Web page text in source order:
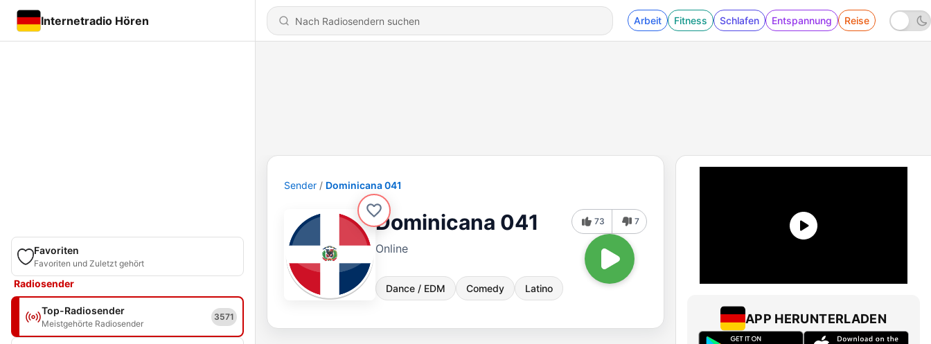
Internetradio Hören Arbeit Fitness Schlafen Entspannung Reise
Favoriten
Favoriten und Zuletzt gehört
Radiosender
Top-Radiosender
Meistgehörte Radiosender
3571
Sender Dominicana 041
Dominicana 041
Online
Dance / EDM Comedy Latino
73 7
APP HERUNTERLADEN